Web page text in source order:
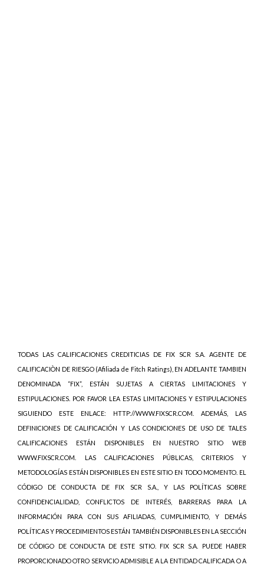
TODAS LAS CALIFICACIONES CREDITICIAS DE FIX SCR S.A. AGENTE DE
CALIFICACIÒN DE RIESGO (Afiliada de Fitch Ratings), EN ADELANTE TAMBIEN
DENOMINADA “FIX”, ESTÁN SUJETAS A CIERTAS LIMITACIONES Y
ESTIPULACIONES. POR FAVOR LEA ESTAS LIMITACIONES Y ESTIPULACIONES
SIGUIENDO ESTE ENLACE: HTTP://WWW.FIXSCR.COM. ADEMÁS, LAS
DEFINICIONES DE CALIFICACIÓN Y LAS CONDICIONES DE USO DE TALES
CALIFICACIONES ESTÁN DISPONIBLES EN NUESTRO SITIO WEB
WWW.FIXSCR.COM. LAS CALIFICACIONES PÚBLICAS, CRITERIOS Y
METODOLOGÍAS ESTÁN DISPONIBLES EN ESTE SITIO EN TODO MOMENTO. EL
CÓDIGO DE CONDUCTA DE FIX SCR S.A., Y LAS POLÍTICAS SOBRE
CONFIDENCIALIDAD, CONFLICTOS DE INTERÉS, BARRERAS PARA LA
INFORMACIÓN PARA CON SUS AFILIADAS, CUMPLIMIENTO, Y DEMÁS
POLÍTICAS Y PROCEDIMIENTOS ESTÁN TAMBIÉN DISPONIBLES EN LA SECCIÓN
DE CÓDIGO DE CONDUCTA DE ESTE SITIO. FIX SCR S.A. PUEDE HABER
PROPORCIONADO OTRO SERVICIO ADMISIBLE A LA ENTIDAD CALIFICADA O A